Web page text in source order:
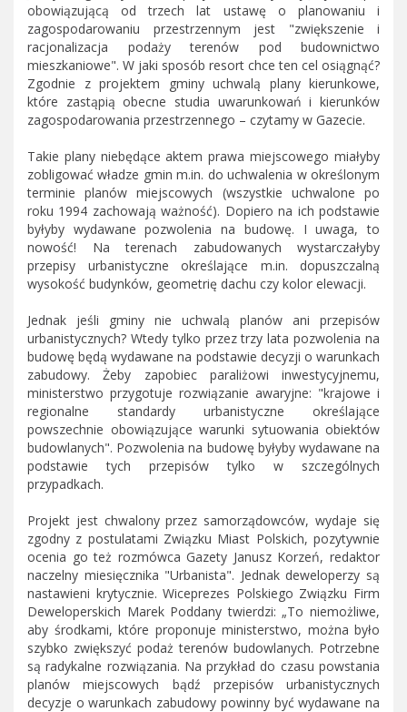
obowiązującą od trzech lat ustawę o planowaniu i
zagospodarowaniu przestrzennym jest "zwiększenie i
racjonalizacja podaży terenów pod budownictwo
mieszkaniowe". W jaki sposób resort chce ten cel osiągnąć?
Zgodnie z projektem gminy uchwalą plany kierunkowe,
które zastąpią obecne studia uwarunkowań i kierunków
zagospodarowania przestrzennego – czytamy w Gazecie.
Takie plany niebędące aktem prawa miejscowego miałyby
zobligować władze gmin m.in. do uchwalenia w określonym
terminie planów miejscowych (wszystkie uchwalone po
roku 1994 zachowają ważność). Dopiero na ich podstawie
byłyby wydawane pozwolenia na budowę. I uwaga, to
nowość! Na terenach zabudowanych wystarczałyby
przepisy urbanistyczne określające m.in. dopuszczalną
wysokość budynków, geometrię dachu czy kolor elewacji.
Jednak jeśli gminy nie uchwalą planów ani przepisów
urbanistycznych? Wtedy tylko przez trzy lata pozwolenia na
budowę będą wydawane na podstawie decyzji o warunkach
zabudowy. Żeby zapobiec paraliżowi inwestycyjnemu,
ministerstwo przygotuje rozwiązanie awaryjne: "krajowe i
regionalne standardy urbanistyczne określające
powszechnie obowiązujące warunki sytuowania obiektów
budowlanych". Pozwolenia na budowę byłyby wydawane na
podstawie tych przepisów tylko w szczególnych
przypadkach.
Projekt jest chwalony przez samorządowców, wydaje się
zgodny z postulatami Związku Miast Polskich, pozytywnie
ocenia go też rozmówca Gazety Janusz Korzeń, redaktor
naczelny miesięcznika "Urbanista". Jednak deweloperzy są
nastawieni krytycznie. Wiceprezes Polskiego Związku Firm
Deweloperskich Marek Poddany twierdzi: „To niemożliwe,
aby środkami, które proponuje ministerstwo, można było
szybko zwiększyć podaż terenów budowlanych. Potrzebne
są radykalne rozwiązania. Na przykład do czasu powstania
planów miejscowych bądź przepisów urbanistycznych
decyzje o warunkach zabudowy powinny być wydawane na